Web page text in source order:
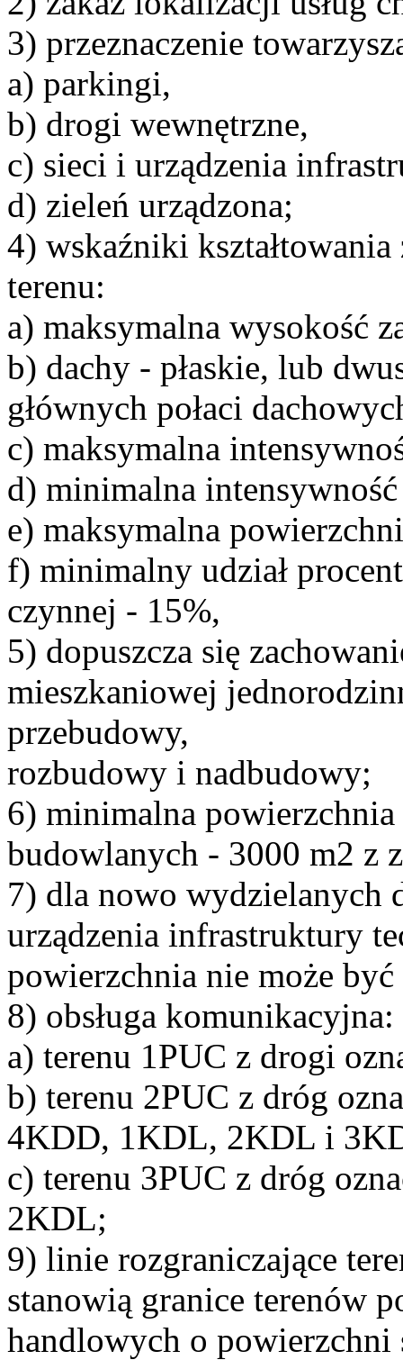
3) przeznaczenie
a) parkingi,
b) drogi wewnętrzne,
c) sieci i urządzenia
d) zieleń urządzona;
4) wskaźniki
terenu:
a) maksymalna wysokość
b) dachy - płaskie, lub
głównych połaci
c) maksymalna
d) minimalna
e) maksymalna
f) minimalny udział
czynnej - 15%,
5) dopuszcza się
mieszkaniowej
przebudowy,
rozbudowy i nadbudowy;
6) minimalna
budowlanych - 3000 m2 z
7) dla nowo wydzielanych
urządzenia infrastruktury
powierzchnia nie może
8) obsługa komunikacyjna:
a) terenu 1PUC z drogi
b) terenu 2PUC z dróg
4KDD, 1KDL, 2KDL i
c) terenu 3PUC z dróg
2KDL;
9) linie rozgraniczające
stanowią granice terenów
handlowych o powierzchni